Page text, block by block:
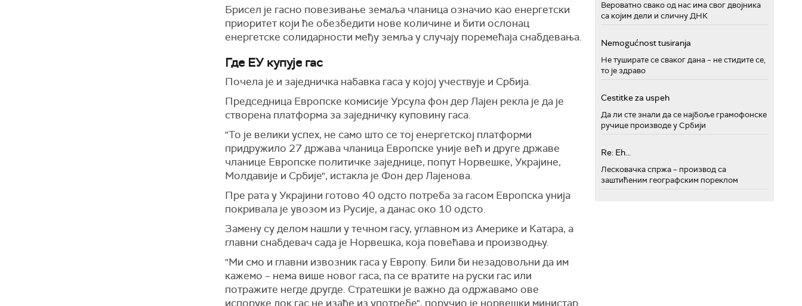
Брисел је гасно повезивање земаља чланица означио као енергетски
приоритет који ће обезбедити нове количине и бити ослонац
енергетске солидарности међу земља у случају поремећаја снабдевања.
Где ЕУ купује гас
Почела је и заједничка набавка гаса у којој учествује и Србија.
Председница Европске комисије Урсула фон дер Лајен рекла је да је
створена платформа за заједничку куповину гаса.
"То је велики успех, не само што се тој енергетској платформи
придружило 27 држава чланица Европске уније већ и друге државе
чланице Европске политичке заједнице, попут Норвешке, Украјине,
Молдавије и Србије", истакла је Фон дер Лајенова.
Пре рата у Украјини готово 40 одсто потреба за гасом Европска унија
покривала је увозом из Русије, а данас око 10 одсто.
Замену су делом нашли у течном гасу, углавном из Америке и Катара, а
главни снабдевач сада је Норвешка, која повећава и производњу.
"Ми смо и главни извозник гаса у Европу. Били би незадовољни да им
кажемо – нема више новог гаса, па се вратите на руски гас или
потражите негде другде. Стратешки је важно да одржавамо ове
испоруке док гас не изађе из употребе", поручио је норвешки министар
Вероватно свако од нас има свог двојника
са којим дели и сличну ДНК
Nemogućnost tusiranja
Не туширате се сваког дана – не стидите се,
то је здраво
Cestitke za uspeh
Да ли сте знали да се најбоље грамофонске
ручице производе у Србији
Re: Eh...
Лесковачка спржа – производ са
заштићеним географским пореклом